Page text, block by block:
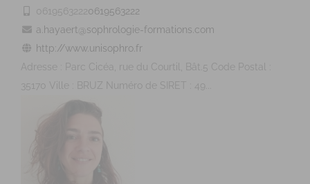
06195632220619563222
a.hayaert@sophrologie-formations.com
http://www.unisophro.fr
Adresse : Parc Cicéa, rue du Courtil, Bât.5 Code Postal :
35170 Ville : BRUZ Numéro de SIRET : 49...